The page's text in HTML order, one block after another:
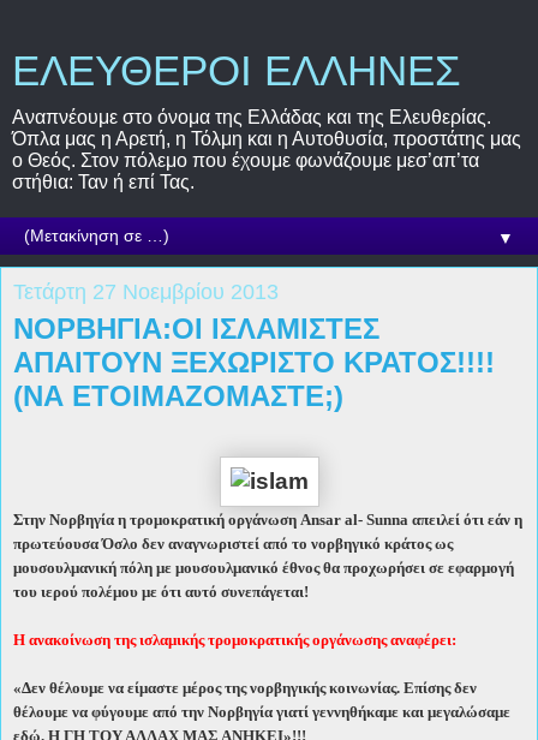
ΕΛΕΥΘΕΡΟΙ ΕΛΛΗΝΕΣ
Αναπνέουμε στο όνομα της Ελλάδας και της Ελευθερίας.
Όπλα μας η Αρετή, η Τόλμη και η Αυτοθυσία, προστάτης μας
ο Θεός. Στον πόλεμο που έχουμε φωνάζουμε μεσ’απ’τα
στήθια: Ταν ή επί Τας.
▼
Τετάρτη 27 Νοεμβρίου 2013
ΝΟΡΒΗΓΙΑ:ΟΙ ΙΣΛΑΜΙΣΤΕΣ
ΑΠΑΙΤΟΥΝ ΞΕΧΩΡΙΣΤΟ ΚΡΑΤΟΣ!!!!
(ΝΑ ΕΤΟΙΜΑΖΟΜΑΣΤΕ;)
Στην Νορβηγία η τρομοκρατική οργάνωση Ansar al- Sunna απειλεί ότι εάν η
πρωτεύουσα Όσλο δεν αναγνωριστεί από το νορβηγικό κράτος ως
μουσουλμανική πόλη με μουσουλμανικό έθνος θα προχωρήσει σε εφαρμογή
του ιερού πολέμου με ότι αυτό συνεπάγεται!
Η ανακοίνωση της ισλαμικής τρομοκρατικής οργάνωσης αναφέρει:
«Δεν θέλουμε να είμαστε μέρος της νορβηγικής κοινωνίας. Επίσης δεν
θέλουμε να φύγουμε από την Νορβηγία γιατί γεννηθήκαμε και μεγαλώσαμε
εδώ. Η ΓΗ ΤΟΥ ΑΛΛΑΧ ΜΑΣ ΑΝΗΚΕΙ»!!!